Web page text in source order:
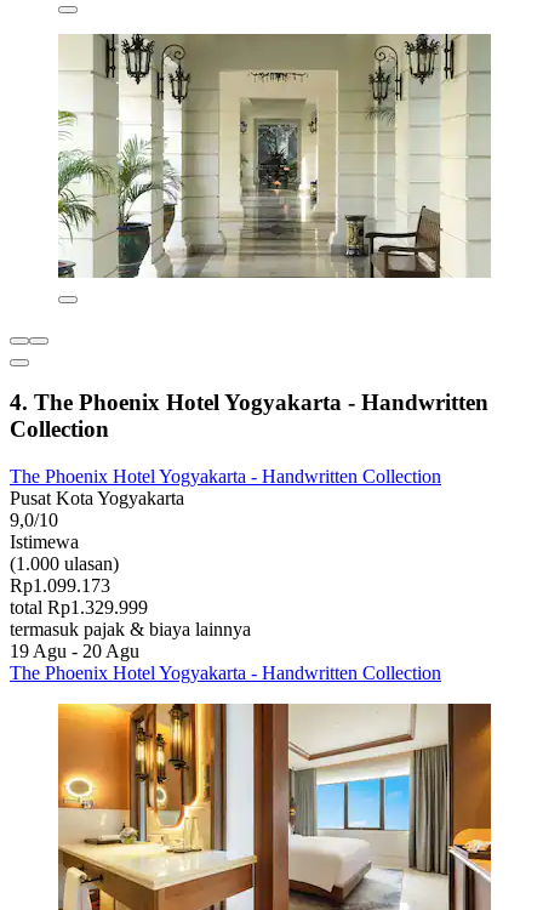
4. The Phoenix Hotel Yogyakarta - Handwritten
Collection
The Phoenix Hotel Yogyakarta - Handwritten Collection
Pusat Kota Yogyakarta
9,0/10
Istimewa
(1.000 ulasan)
Rp1.099.173
total Rp1.329.999
termasuk pajak & biaya lainnya
19 Agu - 20 Agu
The Phoenix Hotel Yogyakarta - Handwritten Collection